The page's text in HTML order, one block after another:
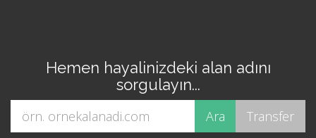
Hemen hayalinizdeki alan adını
sorgulayın...